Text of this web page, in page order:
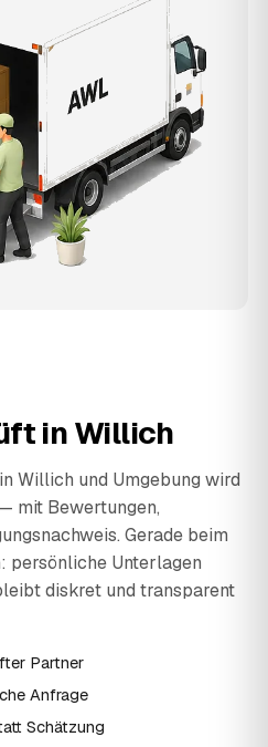
in Willich
Willich und Umgebung wird
mit Bewertungen,
Gerade beim
persönliche Unterlagen
diskret und transparent
Partner
Anfrage
Schätzung